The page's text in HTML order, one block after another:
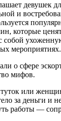
девушек
и
которые
собой
мероприятиях.
о сфере
мифов.
или
за деньги и
работы —